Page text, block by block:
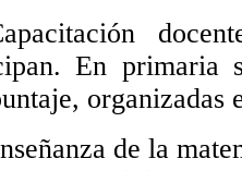
En primaria
organizadas
de la